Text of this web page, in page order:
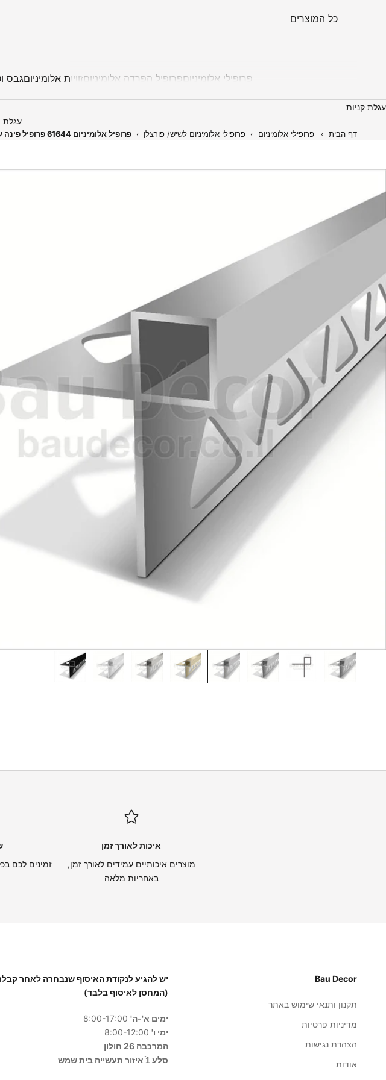
פרופילי אלומיניוםפרופיל הפרדה אלומיניוםזוויות אלומיניוםגבס
כל המוצרים
עגלת קניות
עגלת
דף הבית › פרופילי אלומיניום › פרופילי אלומיניום לשיש/ פורצלן › פרופיל אלומיניום 61644 פרופיל פינה עם ניקל
איכות לאורך זמן
מוצרים איכותיים עמידים לאורך זמן,
באחריות מלאה
זמינים לכם
Bau Decor
תקנון ותנאי שימוש באתר
מדיניות פרטיות
הצהרת נגישות
אודות
(המחסן לאיסוף בלבד)
ימים א'-ה'
ימי ו'
המרכבה 26 חולון
סלע 1ֿ איזור תעשייה בית שמש